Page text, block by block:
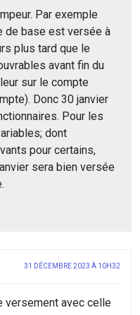
Par exemple
de base est versée à
plus tard que le
avant fin du
sur le compte
Donc 30 janvier
Pour les
dont
pour certains,
sera bien versée
31 DÉCEMBRE 2023 À 10H32
versement avec celle